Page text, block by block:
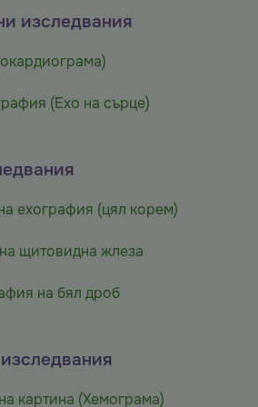
изследвания
(Ехо на сърце)
ехография (цял корем)
щитовидна жлеза
на бял дроб
картина (Хемограмa)